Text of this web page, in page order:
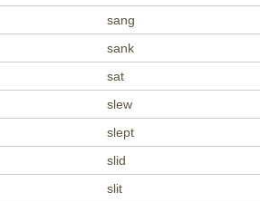
sang
sank
sat
slew
slept
slid
slit